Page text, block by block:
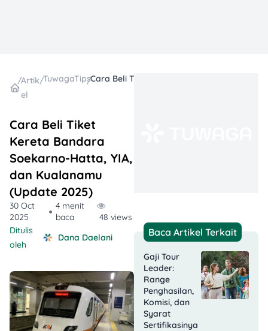
/Artik
el
/TuwagaTips
/
Cara Beli Tiket
Kereta Bandara
Soekarno-Hatta, YIA,
dan Kualanamu
(Update 2025)
30 Oct
2025
4 menit
baca
48 views
Ditulis
oleh
Dana Daelani Baca Artikel Terkait
Gaji Tour
Leader:
Range
Penghasilan,
Komisi, dan
Syarat
Sertifikasinya